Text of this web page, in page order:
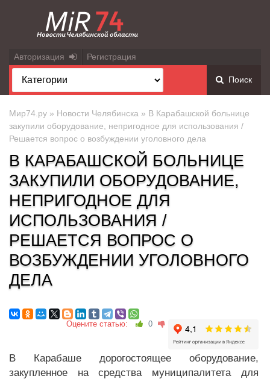
Авторизация Регистрация
Поиск
Мир74.ру » Новости Челябинска » В Карабашской больнице
закупили оборудование, непригодное для использования /
Решается вопрос о возбуждении уголовного дела
В КАРАБАШСКОЙ БОЛЬНИЦЕ
ЗАКУПИЛИ ОБОРУДОВАНИЕ,
НЕПРИГОДНОЕ ДЛЯ
ИСПОЛЬЗОВАНИЯ /
РЕШАЕТСЯ ВОПРОС О
ВОЗБУЖДЕНИИ УГОЛОВНОГО
ДЕЛА
Оцените статью: 0
В Карабаше дорогостоящее оборудование,
закупленное на средства муниципалитета для